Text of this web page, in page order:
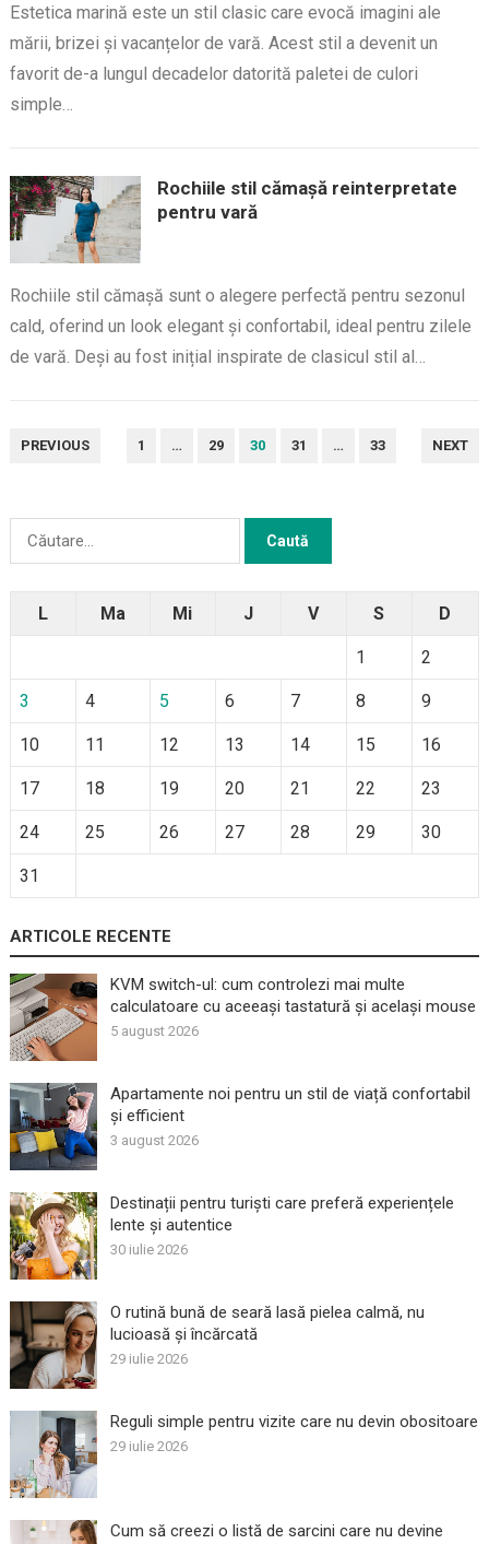
Estetica marină este un stil clasic care evocă imagini ale
mării, brizei și vacanțelor de vară. Acest stil a devenit un
favorit de-a lungul decadelor datorită paletei de culori
simple…
Rochiile stil cămașă reinterpretate
pentru vară
Rochiile stil cămașă sunt o alegere perfectă pentru sezonul
cald, oferind un look elegant și confortabil, ideal pentru zilele
de vară. Deși au fost inițial inspirate de clasicul stil al…
PAGINAȚIE
PREVIOUS 1 … 29 30 31 … 33 NEXT
L Ma Mi J V S D
1 2
3 4 5 6 7 8 9
10 11 12 13 14 15 16
17 18 19 20 21 22 23
24 25 26 27 28 29 30
31
ARTICOLE RECENTE
KVM switch-ul: cum controlezi mai multe
calculatoare cu aceeași tastatură și același mouse
5 august 2026
Apartamente noi pentru un stil de viață confortabil
și efficient
3 august 2026
Destinații pentru turiști care preferă experiențele
lente și autentice
30 iulie 2026
O rutină bună de seară lasă pielea calmă, nu
lucioasă și încărcată
29 iulie 2026
Reguli simple pentru vizite care nu devin obositoare
29 iulie 2026
Cum să creezi o listă de sarcini care nu devine